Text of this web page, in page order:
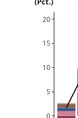
0
5
10
15
20